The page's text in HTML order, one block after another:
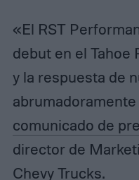
«El RST
debut en el Tahoe
y la respuesta de
comunicado de
director de
Chevy Trucks.